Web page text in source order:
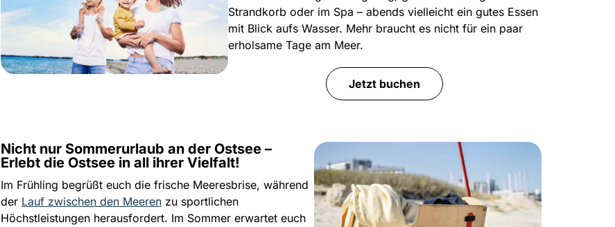
Strandkorb oder im Spa – abends vielleicht ein gutes Essen
mit Blick aufs Wasser. Mehr braucht es nicht für ein paar
erholsame Tage am Meer.
Jetzt buchen
Nicht nur Sommerurlaub an der Ostsee –
Erlebt die Ostsee in all ihrer Vielfalt!
Im Frühling begrüßt euch die frische Meeresbrise, während
der Lauf zwischen den Meerenzu sportlichen
Höchstleistungen herausfordert. Im Sommer erwartet euch